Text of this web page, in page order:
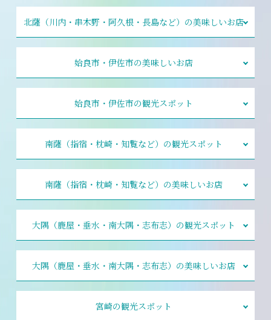
北薩（川内・串木野・阿久根・長島など）の美味しいお店
姶良市・伊佐市の美味しいお店
姶良市・伊佐市の観光スポット
南薩（指宿・枕崎・知覧など）の観光スポット
南薩（指宿・枕崎・知覧など）の美味しいお店
大隅（鹿屋・垂水・南大隅・志布志）の観光スポット
大隅（鹿屋・垂水・南大隅・志布志）の美味しいお店
宮崎の観光スポット